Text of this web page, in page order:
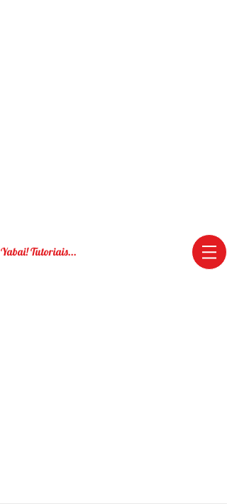
Yabai! Tutoriais...